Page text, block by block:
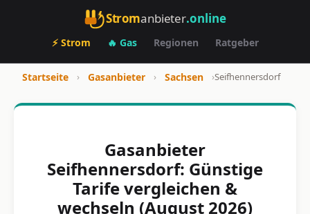
Stromanbieter.online
⚡ Strom 🔥 Gas Regionen Ratgeber
Startseite › Gasanbieter › Sachsen ›Seifhennersdorf
Gasanbieter
Seifhennersdorf: Günstige
Tarife vergleichen &
wechseln (August 2026)